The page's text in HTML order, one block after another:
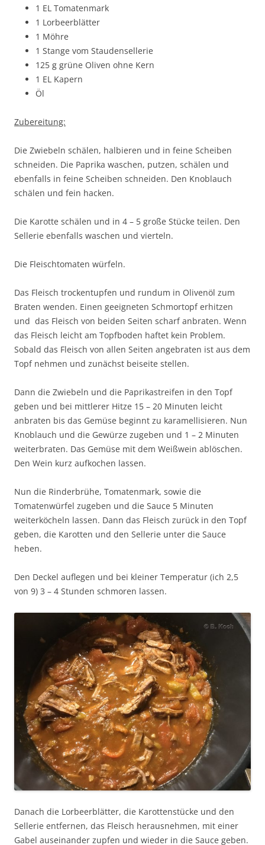
1 EL Tomatenmark
1 Lorbeerblätter
1 Möhre
1 Stange vom Staudensellerie
125 g grüne Oliven ohne Kern
1 EL Kapern
Öl
Zubereitung:
Die Zwiebeln schälen, halbieren und in feine Scheiben
schneiden. Die Paprika waschen, putzen, schälen und
ebenfalls in feine Scheiben schneiden. Den Knoblauch
schälen und fein hacken.
Die Karotte schälen und in 4 – 5 große Stücke teilen. Den
Sellerie ebenfalls waschen und vierteln.
Die Fleischtomaten würfeln.
Das Fleisch trockentupfen und rundum in Olivenöl zum
Braten wenden. Einen geeigneten Schmortopf erhitzen
und das Fleisch von beiden Seiten scharf anbraten. Wenn
das Fleisch leicht am Topfboden haftet kein Problem.
Sobald das Fleisch von allen Seiten angebraten ist aus dem
Topf nehmen und zunächst beiseite stellen.
Dann die Zwiebeln und die Paprikastreifen in den Topf
geben und bei mittlerer Hitze 15 – 20 Minuten leicht
anbraten bis das Gemüse beginnt zu karamellisieren. Nun
Knoblauch und die Gewürze zugeben und 1 – 2 Minuten
weiterbraten. Das Gemüse mit dem Weißwein ablöschen.
Den Wein kurz aufkochen lassen.
Nun die Rinderbrühe, Tomatenmark, sowie die
Tomatenwürfel zugeben und die Sauce 5 Minuten
weiterköcheln lassen. Dann das Fleisch zurück in den Topf
geben, die Karotten und den Sellerie unter die Sauce
heben.
Den Deckel auflegen und bei kleiner Temperatur (ich 2,5
von 9) 3 – 4 Stunden schmoren lassen.
Danach die Lorbeerblätter, die Karottenstücke und den
Sellerie entfernen, das Fleisch herausnehmen, mit einer
Gabel auseinander zupfen und wieder in die Sauce geben.